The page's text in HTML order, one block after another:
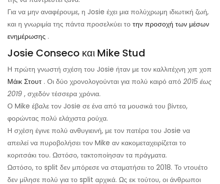
Για να μην αναφέρουμε, η Josie έχει μια πολύχρωμη ιδιωτική ζωή,
και η γνωριμία της πάντα προσελκύει το την προσοχή των μέσων
ενημέρωσης .
Josie Conseco και Mike Stud
Η πρώτη γνωστή σχέση του Josie ήταν με τον καλλιτέχνη χιπ χοπ
Μάικ Στουτ . Οι δύο χρονολογούνται για πολύ καιρό από 2015 έως
2019 , σχεδόν τέσσερα χρόνια.
Ο Mike έβαλε τον Josie σε ένα από τα μουσικά του βίντεο,
φορώντας πολύ ελάχιστα ρούχα.
Η σχέση έγινε πολύ ανθυγιεινή, με τον πατέρα του Josie να
απειλεί να πυροβολήσει τον Mike αν κακομεταχειρίζεται το
κοριτσάκι του. Ωστόσο, τακτοποίησαν τα πράγματα.
Ωστόσο, το split δεν μπόρεσε να σταματήσει το 2018. Το ντουέτο
δεν μίλησε πολύ για το split αρχικά. Ως εκ τούτου, οι άνθρωποι